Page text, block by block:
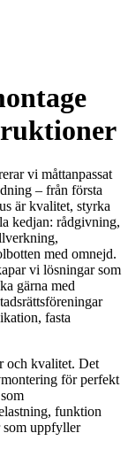
vi måttanpassat
– från första
är kvalitet, styrka
kedjan: rådgivning,
med omnejd.
vi lösningar som
gärna med
fasta
och kvalitet. Det
för perfekt
funktion
som uppfyller